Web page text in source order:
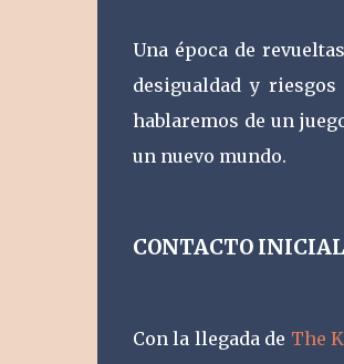
Una época de
desigualdad y
hablaremos de un
un nuevo mundo.
CONTACTO INICIAL
Con la llegada de The